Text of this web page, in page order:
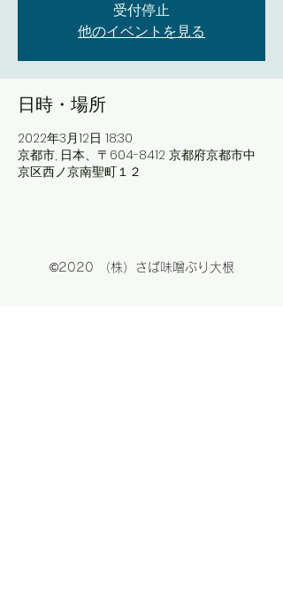
受付停止
他のイベントを見る
日時・場所
2022年3月12日 18:30
京都市, 日本、〒604-8412 京都府京都市中
京区西ノ京南聖町１２
©2020 （株）さば味噌ぶり大根